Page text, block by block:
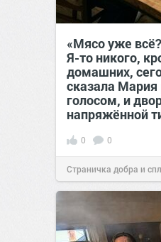
«Мясо уже
Я-то никого,
домашних,
сказала
голосом, и
напряжённой
0 0
Страничка добра и
позитива!15:38Вчера